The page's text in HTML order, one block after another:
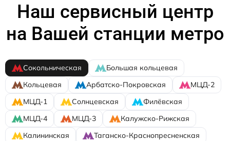
Наш сервисный центр
на Вашей станции метро
Сокольническая
Большая кольцевая
Кольцевая
Арбатско-Покровская
МЦД-2
МЦД-1
Солнцевская
Филёвская
МЦД-4
МЦД-3
Калужско-Рижская
Калининская
Таганско-Краснопресненская